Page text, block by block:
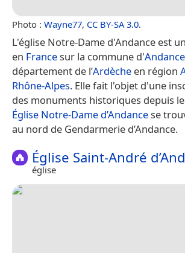
Photo : Wayne77, CC BY-SA 3.0.
L'église Notre-Dame d'Andance est
en Francesur la commune d'Andance
département de l’Ardèche en région
Rhône-Alpes. Elle fait l'objet d'une
des monuments historiques depuis
Église Notre-Dame d’Andancese
au nord de Gendarmerie d’Andance.
Église Saint-André
église